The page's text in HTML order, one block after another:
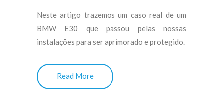
Neste artigo trazemos um caso real de um
BMW E30 que passou pelas nossas
instalações para ser aprimorado e protegido.
Read More